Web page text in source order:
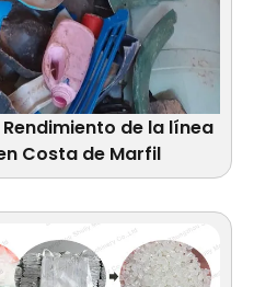
de la línea
Costa de Marfil